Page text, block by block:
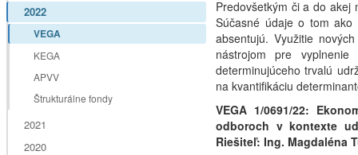
Predovšetkým či a do akej
Súčasné údaje o tom ako
absentujú. Využitie
nástrojom pre
determinujúceho trvalú
na kvantifikáciu
VEGA 1/0691/22:
odboroch v kontexte
Riešiteľ: Ing. Magdaléna
2022
VEGA
KEGA
APVV
Štrukturálne fondy
2021
2020